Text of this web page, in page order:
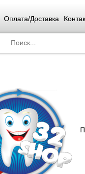
Оплата/Доставка